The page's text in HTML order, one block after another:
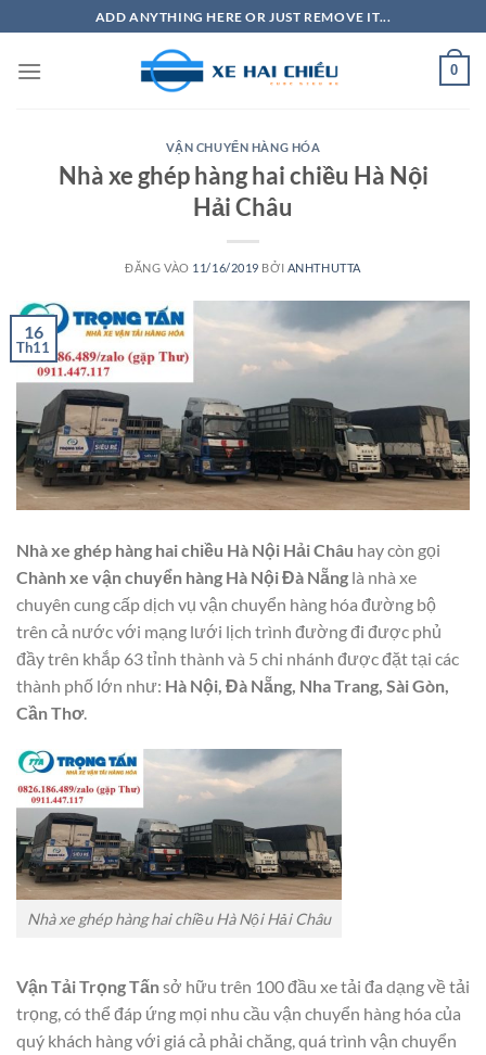
qua
nội
ADD ANYTHING HERE OR JUST REMOVE IT...
0
VẬN CHUYỂN HÀNG HÓA
Nhà xe ghép hàng hai chiều Hà Nội
Hải Châu
ĐĂNG VÀO 11/16/2019 BỞI ANHTHUTTA
16
Th11
Nhà xe ghép hàng hai chiều Hà Nội Hải Châu hay còn gọi
Chành xe vận chuyển hàng Hà Nội Đà Nẵng là nhà xe
chuyên cung cấp dịch vụ vận chuyển hàng hóa đường bộ
trên cả nước với mạng lưới lịch trình đường đi được phủ
đầy trên khắp 63 tỉnh thành và 5 chi nhánh được đặt tại các
thành phố lớn như: Hà Nội, Đà Nẵng, Nha Trang, Sài Gòn,
Cần Thơ.
Nhà xe ghép hàng hai chiều Hà Nội Hải Châu
Vận Tải Trọng Tấnsở hữu trên 100 đầu xe tải đa dạng về tải
trọng, có thể đáp ứng mọi nhu cầu vận chuyển hàng hóa của
quý khách hàng với giá cả phải chăng, quá trình vận chuyển